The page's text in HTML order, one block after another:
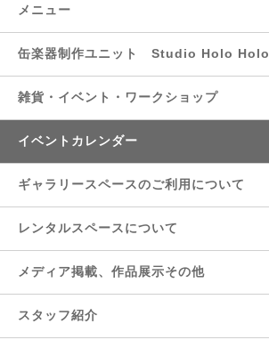
メニュー
缶楽器制作ユニット Studio Holo Holo
雑貨・イベント・ワークショップ
イベントカレンダー
ギャラリースペースのご利用について
レンタルスペースについて
メディア掲載、作品展示その他
スタッフ紹介